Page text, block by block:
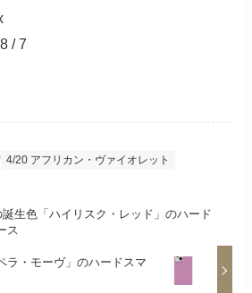
/ 7
4/20 アフリカン・ヴァイオレット
生色「ハイリスク・レッド」のハード
ス
ラ・モーヴ」のハードスマ